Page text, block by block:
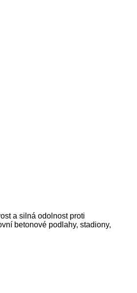
a silná odolnost proti
betonové podlahy, stadiony,